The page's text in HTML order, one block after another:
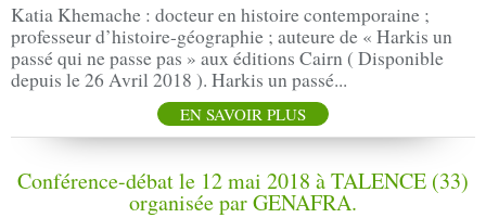
Katia Khemache : docteur en histoire contemporaine ;
professeur d’histoire-géographie ; auteure de « Harkis un
passé qui ne passe pas » aux éditions Cairn ( Disponible
depuis le 26 Avril 2018 ). Harkis un passé...
EN SAVOIR PLUS
Conférence-débat le 12 mai 2018 à TALENCE (33)
organisée par GENAFRA.